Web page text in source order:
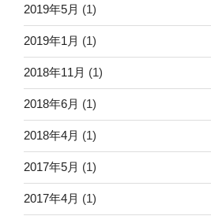
2019年5月 (1)
2019年1月 (1)
2018年11月 (1)
2018年6月 (1)
2018年4月 (1)
2017年5月 (1)
2017年4月 (1)